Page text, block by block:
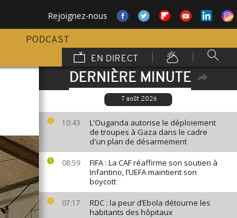
Rejoignez-nous
PODCAST
EN DIRECT
DERNIÈRE MINUTE
7 août 2026
10:43
L'Ouganda autorise le déploiement
de troupes à Gaza dans le cadre
d'un plan de désarmement
08:59
FIFA : La CAF réaffirme son soutien à
Infantino, l’UEFA maintient son
boycott
07:17
RDC : la peur d’Ebola détourne les
habitants des hôpitaux